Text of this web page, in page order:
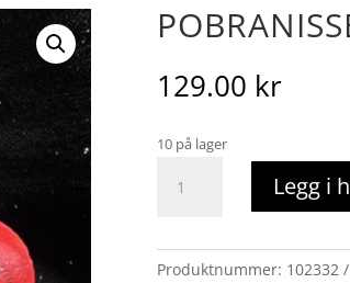
129.00 kr
10 på lager
med
Legg i
Produktnummer: 102332